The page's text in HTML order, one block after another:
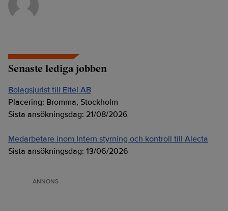
Senaste lediga jobben
Bolagsjurist till Eltel AB
Placering: Bromma, Stockholm
Sista ansökningsdag: 21/08/2026
Medarbetare inom Intern styrning och kontroll till Alecta
Sista ansökningsdag: 13/06/2026
ANNONS